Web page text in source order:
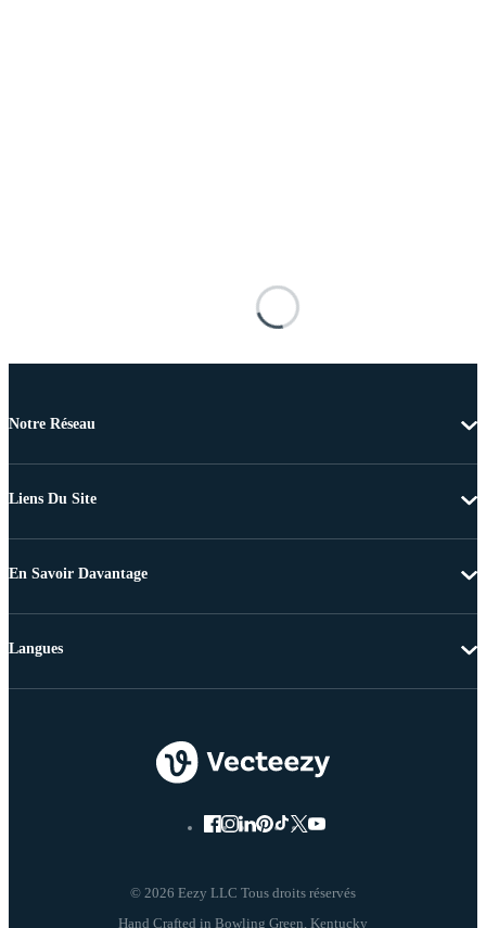
Notre Réseau
Liens Du Site
En Savoir Davantage
© 2026 Eezy LLC Tous droits réservés
Langues